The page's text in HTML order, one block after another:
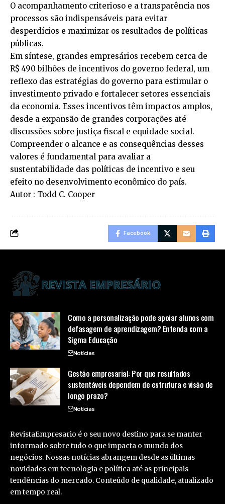
O acompanhamento criterioso e a transparência nos
processos são indispensáveis para evitar
desperdícios e maximizar os resultados de políticas
públicas.
Em síntese, grandes empresários recebem cerca de
R$ 490 bilhões de incentivos do governo federal, um
reflexo das estratégias do governo para estimular o
investimento privado e fortalecer setores essenciais
da economia. Esses incentivos têm impactos amplos,
desde a expansão de grandes corporações até
discussões sobre justiça fiscal e equidade social.
Compreender o alcance e as consequências desses
valores é fundamental para avaliar a
sustentabilidade das políticas de incentivo e seu
efeito no desenvolvimento econômico do país.
Autor : Todd C. Cooper
Facebook
Como a personalização pode apoiar alunos com
defasagem de aprendizagem? Entenda com a
Sigma Educação
Notícias
Gestão empresarial: Por que resultados
sustentáveis dependem de estrutura e visão de
longo prazo?
Notícias
RevistaEmpresario é o seu novo destino para se manter
informado sobre tudo o que impacta o mundo dos
negócios. Nossas notícias abrangem desde as últimas
novidades em tecnologia e política até as principais
tendências do mercado. Conteúdo de qualidade, atualizado
em tempo real.